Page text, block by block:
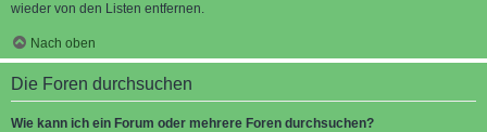
wieder von den Listen entfernen.
Nach oben
Die Foren durchsuchen
Wie kann ich ein Forum oder mehrere Foren durchsuchen?